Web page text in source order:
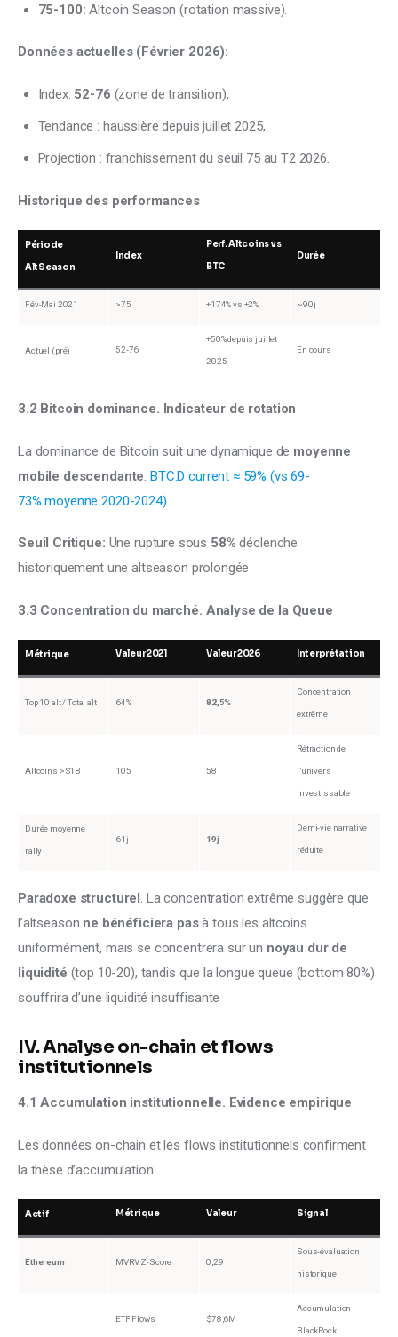
75-100: Altcoin Season (rotation massive).
Données actuelles (Février 2026):
Index: 52-76 (zone de transition),
Tendance : haussière depuis juillet 2025,
Projection : franchissement du seuil 75 au T2 2026.
Historique des performances
Période
AltSeason
Index
Perf. Altcoins vs
BTC
Durée
Fév-Mai 2021 >75 +174% vs +2% ~90j
Actuel (pré) 52-76
+50% depuis juillet
2025
En cours
3.2 Bitcoin dominance. Indicateur de rotation
La dominance de Bitcoin suit une dynamique de moyenne
mobile descendante: BTC.D current​ ≈ 59% (vs 69-
73% moyenne 2020-2024)
Seuil Critique: Une rupture sous 58% déclenche
historiquement une altseason prolongée
3.3 Concentration du marché. Analyse de la Queue
Métrique Valeur 2021 Valeur 2026 Interprétation
Top 10 alt / Total alt 64% 82,5%
Concentration
extrême
Altcoins >$1B 105 58
Rétraction de
l’univers
investissable
Durée moyenne
rally
61j 19j
Demi-vie narrative
réduite
Paradoxe structurel . La concentration extrême suggère que
l’altseason ne bénéficiera pas à tous les altcoins
uniformément, mais se concentrera sur un noyau dur de
liquidité (top 10-20), tandis que la longue queue (bottom 80%)
souffrira d’une liquidité insuffisante
IV. Analyse on-chain et flows
institutionnels
4.1 Accumulation institutionnelle. Evidence empirique
Les données on-chain et les flows institutionnels confirment
la thèse d’accumulation
Actif Métrique Valeur Signal
Ethereum MVRV Z-Score 0,29
Sous-évaluation
historique
ETF Flows $78,6M
Accumulation
BlackRock